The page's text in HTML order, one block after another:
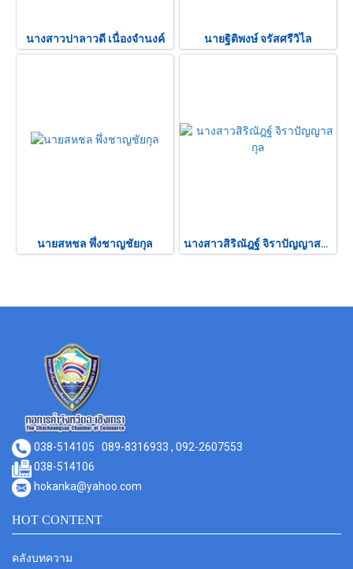
นางสาวปาลาวดี เนื่องจำนงค์ นายฐิติพงษ์ จรัสศรีวิไล
นายสหชล พึ่งชาญชัยกุล นางสาวสิริณัฎฐ์ จิราปัญญาสกุล
038-514105 089-8316933 , 092-2607553
038-514106
hokanka@yahoo.com
HOT CONTENT
คลังบทความ